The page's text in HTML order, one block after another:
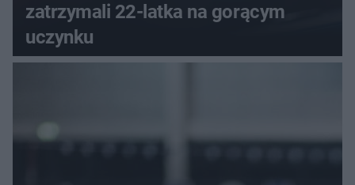
zatrzymali 22-latka na gorącym
uczynku